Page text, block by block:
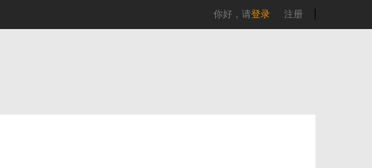
你好，请登录 注册